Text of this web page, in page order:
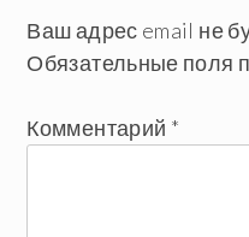
Ваш адрес email не
Обязательные поля
Комментарий *